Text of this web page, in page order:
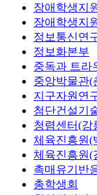
장애학생지
장애학생지
정보통신연
정보화본부
중독과 트라
중앙박물관(
지구자원연
첨단건설기
청렴센터(강
체육진흥원(
체육진흥원(
촉매유기반
총학생회